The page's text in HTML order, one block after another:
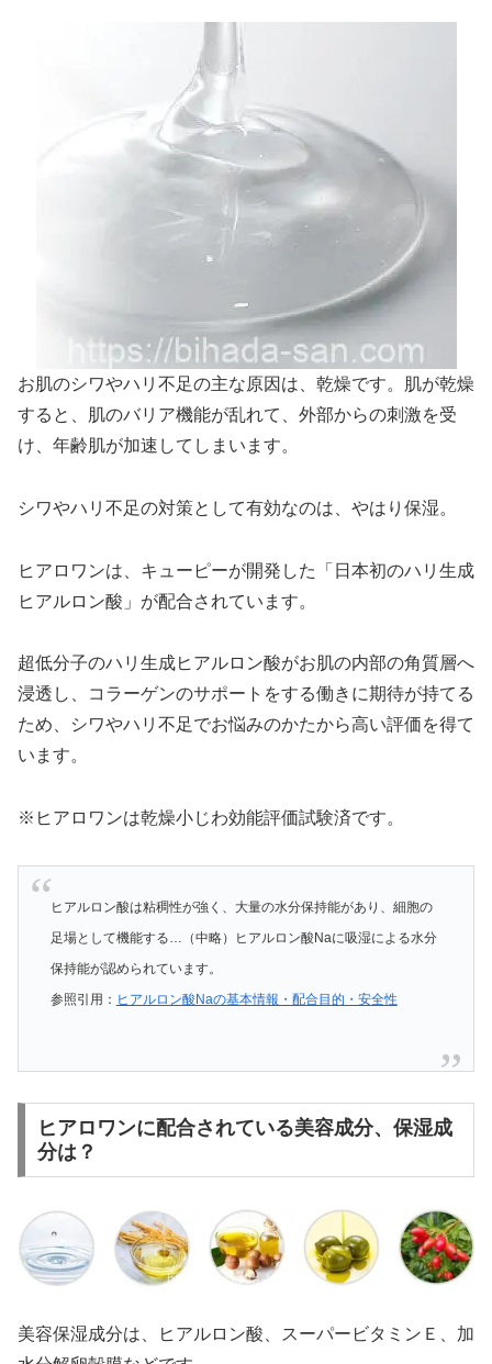
お肌のシワやハリ不足の主な原因は、乾燥です。肌が乾燥
すると、肌のバリア機能が乱れて、外部からの刺激を受
け、年齢肌が加速してしまいます。
シワやハリ不足の対策として有効なのは、やはり保湿。
ヒアロワンは、キューピーが開発した「日本初のハリ生成
ヒアルロン酸」が配合されています。
超低分子のハリ生成ヒアルロン酸がお肌の内部の角質層へ
浸透し、コラーゲンのサポートをする働きに期待が持てる
ため、シワやハリ不足でお悩みのかたから高い評価を得て
います。
※ヒアロワンは乾燥小じわ効能評価試験済です。
ヒアルロン酸は粘稠性が強く、大量の水分保持能があり、細胞の
足場として機能する…（中略）ヒアルロン酸Naに吸湿による水分
保持能が認められています。
参照引用： ヒアルロン酸Naの基本情報・配合目的・安全性
ヒアロワンに配合されている美容成分、保湿成
分は？
美容保湿成分は、ヒアルロン酸、スーパービタミンＥ、加